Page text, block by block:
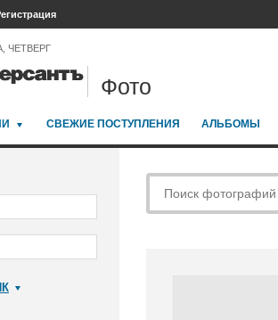
ЧЕТВЕРГ
Фото
СВЕЖИЕ ПОСТУПЛЕНИЯ АЛЬБОМЫ